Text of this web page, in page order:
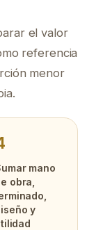
el valor
referencia
menor
mano
obra,
y